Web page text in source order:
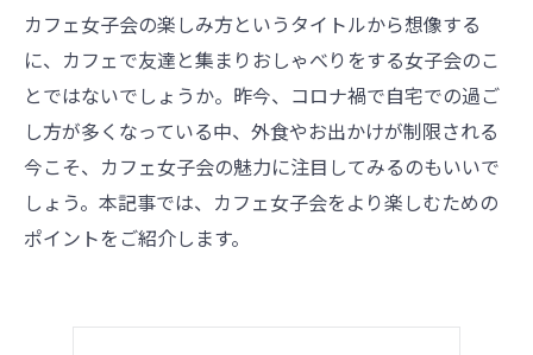
カフェ女子会の楽しみ方というタイトルから想像する
に、カフェで友達と集まりおしゃべりをする女子会のこ
とではないでしょうか。昨今、コロナ禍で自宅での過ご
し方が多くなっている中、外食やお出かけが制限される
今こそ、カフェ女子会の魅力に注目してみるのもいいで
しょう。本記事では、カフェ女子会をより楽しむための
ポイントをご紹介します。